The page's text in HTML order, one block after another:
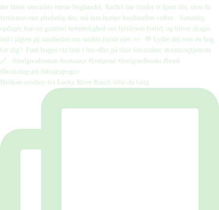
Hvilken cowboy fra Lucky River Ranch ville du vælg